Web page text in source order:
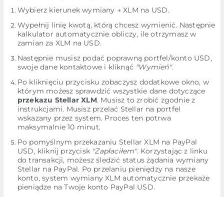
Wybierz kierunek wymiany → XLM na USD.
Wypełnij linię kwotą, którą chcesz wymienić. Następnie
kalkulator automatycznie obliczy, ile otrzymasz w
zamian za XLM na USD.
Następnie musisz podać poprawną portfel/konto USD,
swoje dane kontaktowe i kliknąć "Wymień".
Po kliknięciu przycisku zobaczysz dodatkowe okno, w
którym możesz sprawdzić wszystkie dane dotyczące
przekazu Stellar XLM. Musisz to zrobić zgodnie z
instrukcjami. Musisz przelać Stellar na portfel
wskazany przez system. Proces ten potrwa
maksymalnie 10 minut.
Po pomyślnym przekazaniu Stellar XLM na PayPal
USD, kliknij przycisk "Zapłaciłem". Korzystając z linku
do transakcji, możesz śledzić status żądania wymiany
Stellar na PayPal. Po przelaniu pieniędzy na nasze
konto, system wymiany XLM automatycznie przekaże
pieniądze na Twoje konto PayPal USD.